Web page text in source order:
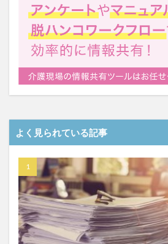
よく見られている記事